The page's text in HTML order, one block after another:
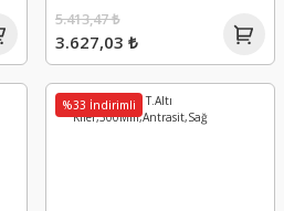
3.627,03 ₺
5.413,47 ₺
%33 İndirimli